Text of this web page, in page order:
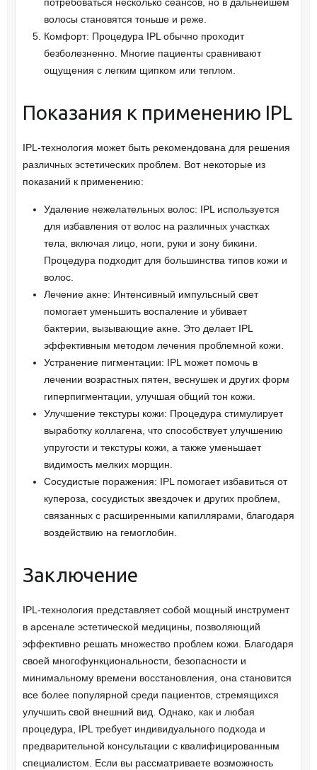
волосы становятся тоньше и реже.
Комфорт: Процедура IPL обычно проходит
безболезненно. Многие пациенты сравнивают
ощущения с легким щипком или теплом.
Показания к применению IPL
IPL-технология может быть рекомендована для решения
различных эстетических проблем. Вот некоторые из
показаний к применению:
Удаление нежелательных волос: IPL используется
для избавления от волос на различных участках
тела, включая лицо, ноги, руки и зону бикини.
Процедура подходит для большинства типов кожи и
волос.
Лечение акне: Интенсивный импульсный свет
помогает уменьшить воспаление и убивает
бактерии, вызывающие акне. Это делает IPL
эффективным методом лечения проблемной кожи.
Устранение пигментации: IPL может помочь в
лечении возрастных пятен, веснушек и других форм
гиперпигментации, улучшая общий тон кожи.
Улучшение текстуры кожи: Процедура стимулирует
выработку коллагена, что способствует улучшению
упругости и текстуры кожи, а также уменьшает
видимость мелких морщин.
Сосудистые поражения: IPL помогает избавиться от
купероза, сосудистых звездочек и других проблем,
связанных с расширенными капиллярами, благодаря
воздействию на гемоглобин.
Заключение
IPL-технология представляет собой мощный инструмент
в арсенале эстетической медицины, позволяющий
эффективно решать множество проблем кожи. Благодаря
своей многофункциональности, безопасности и
минимальному времени восстановления, она становится
все более популярной среди пациентов, стремящихся
улучшить свой внешний вид. Однако, как и любая
процедура, IPL требует индивидуального подхода и
предварительной консультации с квалифицированным
специалистом. Если вы рассматриваете возможность